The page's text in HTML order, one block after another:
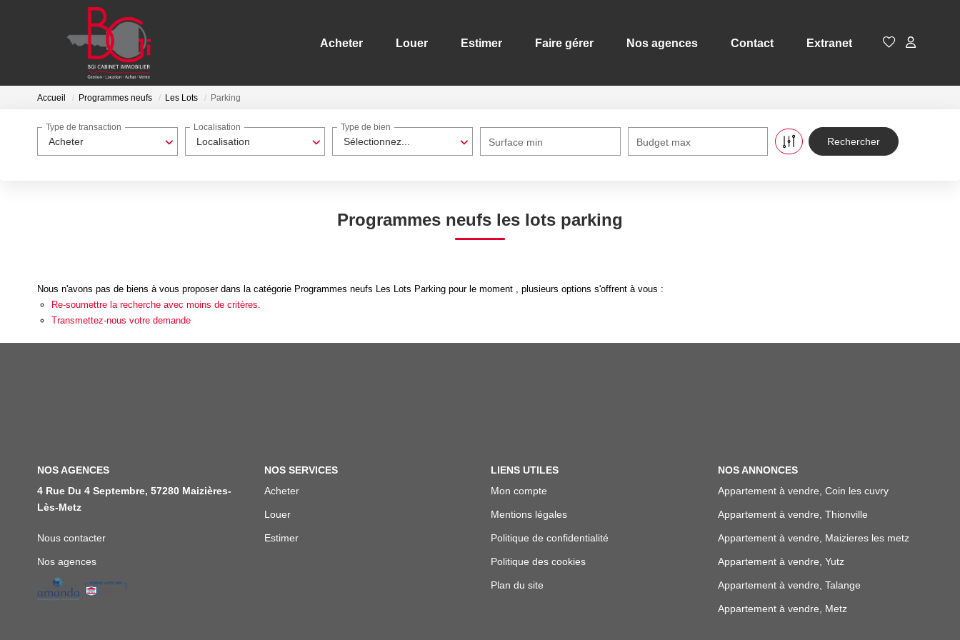
Acheter Louer Estimer Faire gérer Nos agences Contact Extranet
Accueil Programmes neufs Les Lots Parking
Acheter
Type de transaction
Localisation
Localisation
Sélectionnez...
Type de bien
Surface min Budget max
Programmes neufs les lots parking
Nous n'avons pas de biens à vous proposer dans la catégorie Programmes neufs Les Lots Parking pour le moment , plusieurs options s'offrent à vous :
Re-soumettre la recherche avec moins de critères.
Transmettez-nous votre demande
NOS AGENCES
4 Rue Du 4 Septembre, 57280 Maizières-
Lès-Metz
Nous contacter
Nos agences
NOS SERVICES
Acheter
Louer
Estimer
LIENS UTILES
Mon compte
Mentions légales
Politique de confidentialité
Politique des cookies
Plan du site
NOS ANNONCES
Appartement à vendre, Coin les cuvry
Appartement à vendre, Thionville
Appartement à vendre, Maizieres les metz
Appartement à vendre, Yutz
Appartement à vendre, Talange
Appartement à vendre, Metz